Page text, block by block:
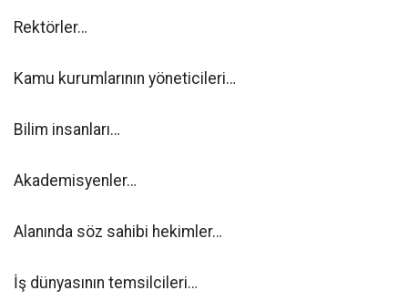
Rektörler…
Kamu kurumlarının yöneticileri…
Bilim insanları…
Akademisyenler…
Alanında söz sahibi hekimler…
İş dünyasının temsilcileri…